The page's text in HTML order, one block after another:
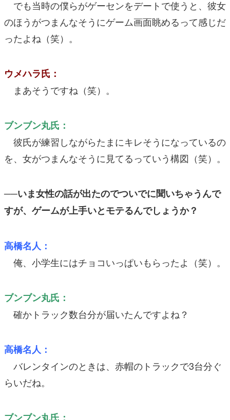
でも当時の僕らがゲーセンをデートで使うと、彼女
のほうがつまんなそうにゲーム画面眺めるって感じだ
ったよね（笑）。
ウメハラ氏：
まあそうですね（笑）。
ブンブン丸氏：
彼氏が練習しながらたまにキレそうになっているの
を、女がつまんなそうに見てるっていう構図（笑）。
──いま女性の話が出たのでついでに聞いちゃうんで
すが、ゲームが上手いとモテるんでしょうか？
高橋名人：
俺、小学生にはチョコいっぱいもらったよ（笑）。
ブンブン丸氏：
確かトラック数台分が届いたんですよね？
高橋名人：
バレンタインのときは、赤帽のトラックで3台分ぐ
らいだね。